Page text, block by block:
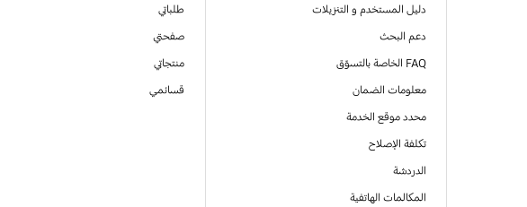
دليل المستخدم و التنزيلات
دعم البحث
FAQ الخاصة بالتسوّق
معلومات الضمان
محدد موقع الخدمة
تكلفة الإصلاح
الدردشة
المكالمات الهاتفية
طلباتي
صفحتي
منتجاتي
قسائمي